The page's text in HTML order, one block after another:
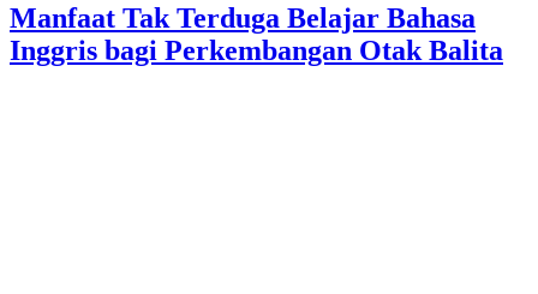
Manfaat Tak Terduga Belajar Bahasa
Inggris bagi Perkembangan Otak Balita